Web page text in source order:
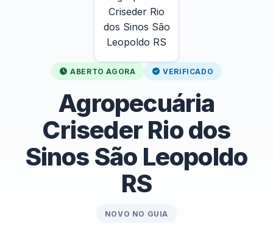
ABERTO AGORA VERIFICADO
Agropecuária
Criseder Rio dos
Sinos São Leopoldo
RS
NOVO NO GUIA